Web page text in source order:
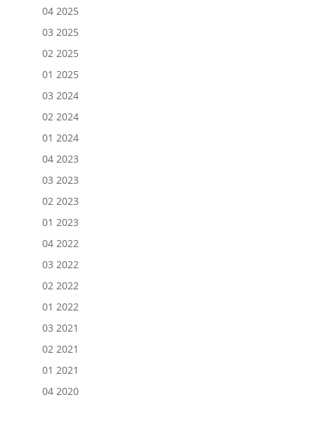
04 2025
03 2025
02 2025
01 2025
03 2024
02 2024
01 2024
04 2023
03 2023
02 2023
01 2023
04 2022
03 2022
02 2022
01 2022
03 2021
02 2021
01 2021
04 2020